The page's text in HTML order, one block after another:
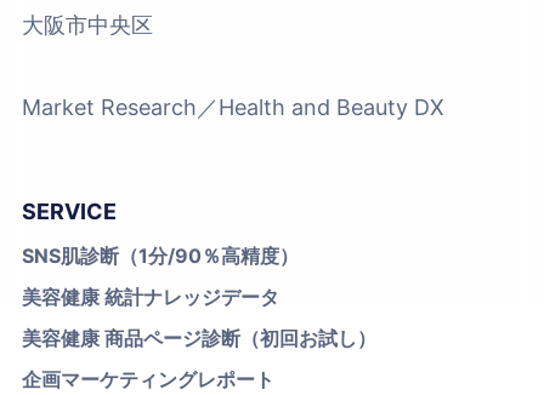
大阪市中央区
Market Research／Health and Beauty DX
SERVICE
SNS肌診断（1分/90％高精度）
美容健康 統計ナレッジデータ
美容健康 商品ページ診断（初回お試し）
企画マーケティングレポート